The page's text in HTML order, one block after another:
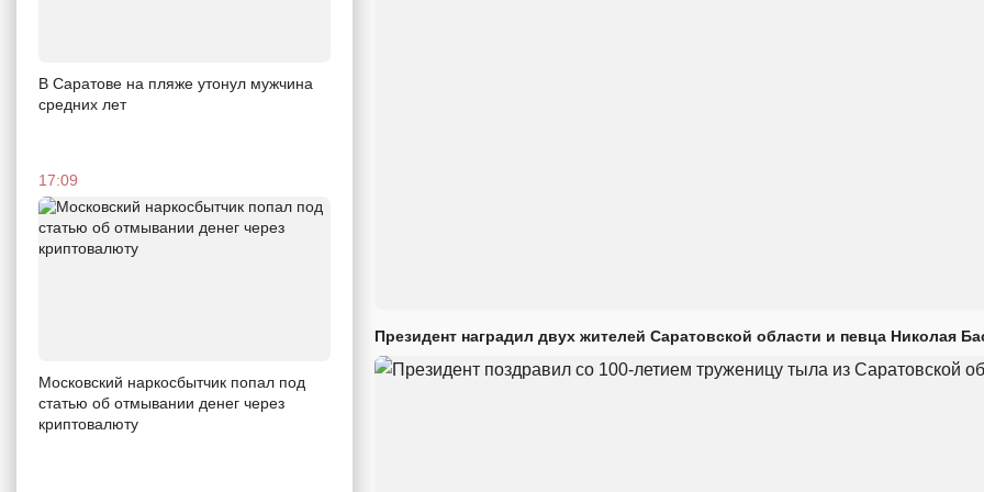
В Саратове на пляже утонул мужчина
средних лет
17:09
Московский наркосбытчик попал под
статью об отмывании денег через
криптовалюту
Президент наградил двух жителей Саратовской области и певца Николая